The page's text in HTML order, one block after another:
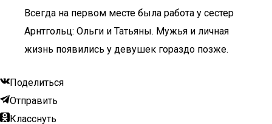
Всегда на первом месте была работа у сестер
Арнтгольц: Ольги и Татьяны. Мужья и личная
жизнь появились у девушек гораздо позже.
Поделиться
Отправить
Класснуть